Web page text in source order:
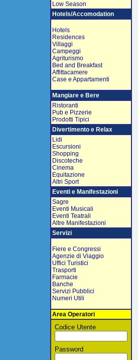
Low Season
Hotels/Accomodation
Hotels
Residences
Villaggi
Campeggi
Agriturismo
Bed and Breakfast
Affittacamere
Case e Appartamenti
Mangiare e Bere
Ristoranti
Pub e Pizzerie
Prodotti Tipici
Divertimento e Relax
Lidi
Escursioni
Shopping
Discoteche
Cinema
Equitazione
Altri Sport
Eventi e Manifestazioni
Sagre
Eventi Musicali
Eventi Teatrali
Altre Manifestazioni
Servizi
Fiere e Congressi
Agenzie di Viaggio
Uffici Turistici
Trasporti
Farmacie
Banche
Servizi Pubblici
Numeri Utili
Area Operatori
Codice Utente
Password